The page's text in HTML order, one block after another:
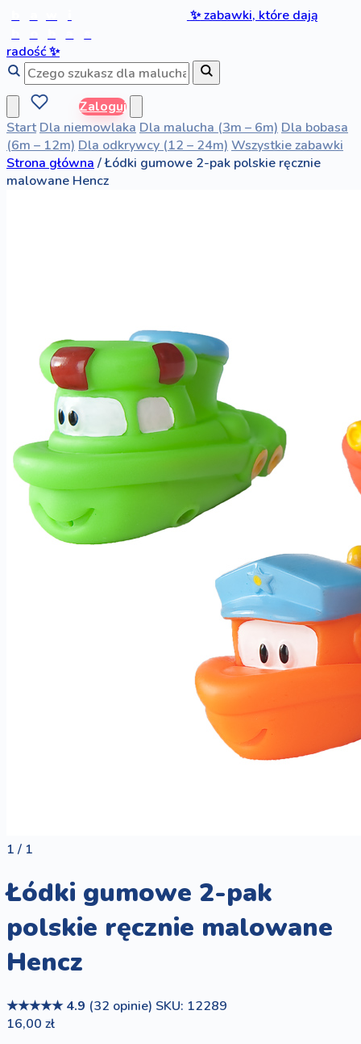
✨zabawki, które dają
radość✨
Zaloguj
Start Dla niemowlaka Dla malucha (3m – 6m) Dla bobasa
(6m – 12m) Dla odkrywcy (12 – 24m) Wszystkie zabawki
Strona główna /Łódki gumowe 2-pak polskie ręcznie
malowane Hencz
1 / 1
Łódki gumowe 2-pak
polskie ręcznie malowane
Hencz
★★★★★ 4.9 (32 opinie) SKU: 12289
16,00 zł